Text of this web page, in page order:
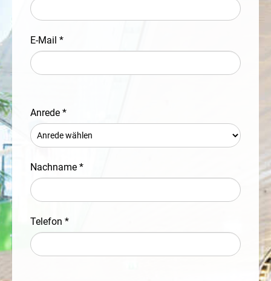
E-Mail *
Anrede *
Nachname *
Telefon *